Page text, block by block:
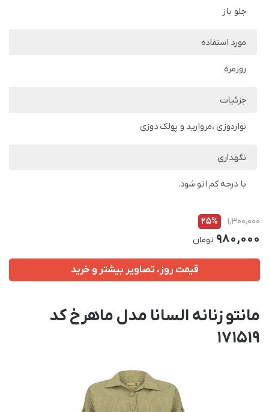
جلو باز
مورد استفاده
روزمره
جزئیات
نواردوزی ،مروارید و پولک دوزی
نگهداری
با درجه کم اتو شود.
1,300,000
25%
980,000 تومان
قیمت روز، تصاویر بیشتر و خرید
مانتو زنانه السانا مدل ماهرخ کد
171519